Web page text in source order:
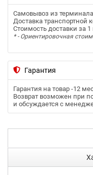
Самовывоз из терминала
Доставка транспортной
Стоимость доставки за 1
* - Ориентировочная
Гарантия
Гарантия на товар -12
Возврат возможен при
и обсуждается с